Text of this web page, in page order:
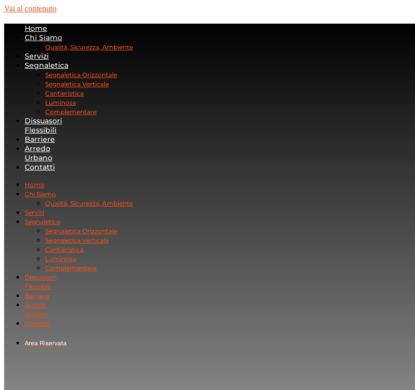
Vai al contenuto
Home
Chi Siamo
Qualità, Sicurezza, Ambiente
Servizi
Segnaletica
Segnaletica Orizzontale
Segnaletica Verticale
Cantieristica
Luminosa
Complementare
Dissuasori
Flessibili
Barriere
Arredo
Urbano
Contatti
Home
Chi Siamo
Qualità, Sicurezza, Ambiente
Servizi
Segnaletica
Segnaletica Orizzontale
Segnaletica Verticale
Cantieristica
Luminosa
Complementare
Dissuasori
Flessibili
Barriere
Arredo
Urbano
Contatti
Area Riservata